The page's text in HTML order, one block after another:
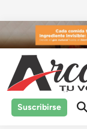
al
contenido
Suscribirse